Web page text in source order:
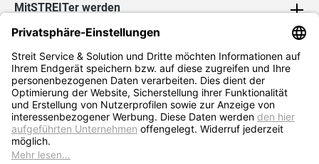
MitSTREITer werden
Kontakt
Social Media